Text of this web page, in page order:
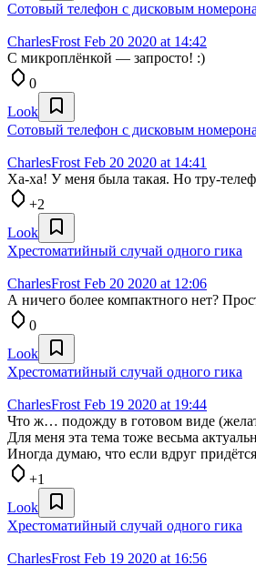
Сотовый телефон с дисковым
CharlesFrost Feb 20 2020 at 14:42
С микроплёнкой — запросто! :)
0
Look
Сотовый телефон с дисковым
CharlesFrost Feb 20 2020 at 14:41
Ха-ха! У меня была такая. Но тру-
+2
Look
Хрестоматийный случай одного гика
CharlesFrost Feb 20 2020 at 12:06
А ничего более компактного нет?
0
Look
Хрестоматийный случай одного гика
CharlesFrost Feb 19 2020 at 19:44
Что ж… подожду в готовом виде
Для меня эта тема тоже весьма
Иногда думаю, что если вдруг
+1
Look
Хрестоматийный случай одного гика
CharlesFrost Feb 19 2020 at 16:56